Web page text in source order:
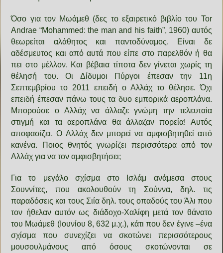
Όσο για τον Μωάμεθ (δες το εξαιρετικό βιβλίο του Tor
Andrae “Μοhammed: the man and his faith”, 1960) αυτός
θεωρείται αλάθητος και παντοδύναμος. Είναι δε
αδέσμευτος και από αυτά που είπε στο παρελθόν ή θα
πει στο μέλλον. Και βέβαια τίποτα δεν γίνεται χωρίς τη
θέλησή του. Οι Δίδυμοι Πύργοι έπεσαν την 11η
Σεπτεμβρίου το 2011 επειδή ο Αλλάχ το θέλησε. Όχι
επειδή έπεσαν πάνω τους τα δυο εμπορικά αεροπλάνα.
Μπορούσε ο Αλλάχ να άλλαζε γνώμη την τελευταία
στιγμή και τα αεροπλάνα θα άλλαζαν πορεία! Αυτός
αποφασίζει. Ο Αλλάχ δεν μπορεί να αμφισβητηθεί από
κανένα. Ποιος θνητός γνωρίζει περισσότερα από τον
Αλλάχ για να τον αμφισβητήσει;
Για το μεγάλο σχίσμα στο Ισλάμ ανάμεσα στους
Σουννίτες, που ακολουθούν τη Σούννα, δηλ. τις
παραδόσεις και τους Σιία δηλ. τους οπαδούς του Άλι που
τον ήθελαν αυτόν ως διάδοχο-Χαλίφη μετά τον θάνατο
του Μωάμεθ (Ιουνίου 8, 632 μ.χ.), κάτι που δεν έγινε –ένα
σχίσμα που συνεχίζει να σκοτώνει περισσότερους
μουσουλμάνους από όσους σκοτώνονται σε